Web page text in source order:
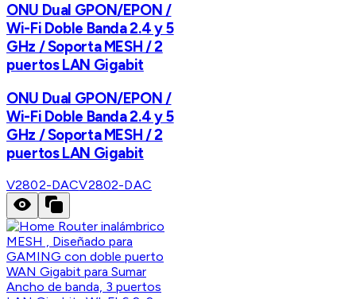
ONU Dual GPON/EPON /
Wi-Fi Doble Banda 2.4 y 5
GHz / Soporta MESH / 2
puertos LAN Gigabit
ONU Dual GPON/EPON /
Wi-Fi Doble Banda 2.4 y 5
GHz / Soporta MESH / 2
puertos LAN Gigabit
V2802-DACV2802-DAC